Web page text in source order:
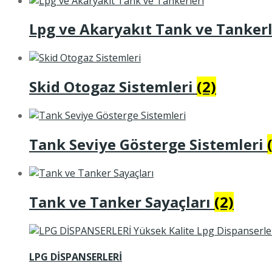
Lpg ve Akaryakıt Tank ve
Skid Otogaz Sistemleri (2)
Tank Seviye Gösterge Sistemleri
Tank ve Tanker Sayaçları (2)
LPG DİSPANSERLERİ